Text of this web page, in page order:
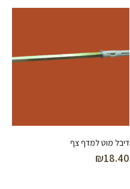
דיבל מוט למדף צף
₪18.40